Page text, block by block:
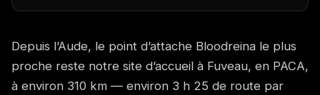
Depuis l’Aude, le point d’attache Bloodreina le plus
proche reste notre site d’accueil à Fuveau, en PACA,
à environ 310 km — environ 3 h 25 de route par